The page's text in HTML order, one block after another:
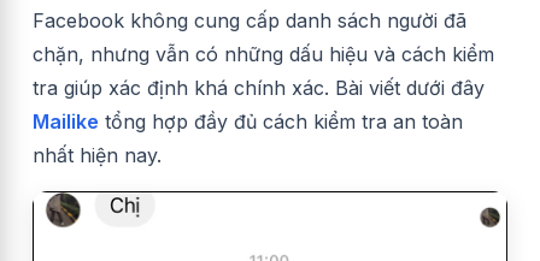
Facebook không cung cấp danh sách người đã
chặn, nhưng vẫn có những dấu hiệu và cách kiểm
tra giúp xác định khá chính xác. Bài viết dưới đây
Mailike tổng hợp đầy đủ cách kiểm tra an toàn
nhất hiện nay.